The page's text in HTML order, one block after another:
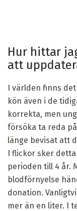
Hur hittar
att
I världen finns
kön även i de
korrekta, men
försöka ta reda
länge bevisat att
I flickor sker
perioden till 4 år.
blodförnyelse
donation.
mer än en liter. I